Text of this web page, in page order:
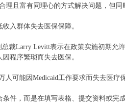
理且富有同理心的方式解决问题，但
入群体失去医保保障。
裁Larry Levitt表示在政策实施初期允
程序繁琐而失去医保。
可能因Medicaid工作要求而失去医疗保
件，而是在填写表格、提交资料或完